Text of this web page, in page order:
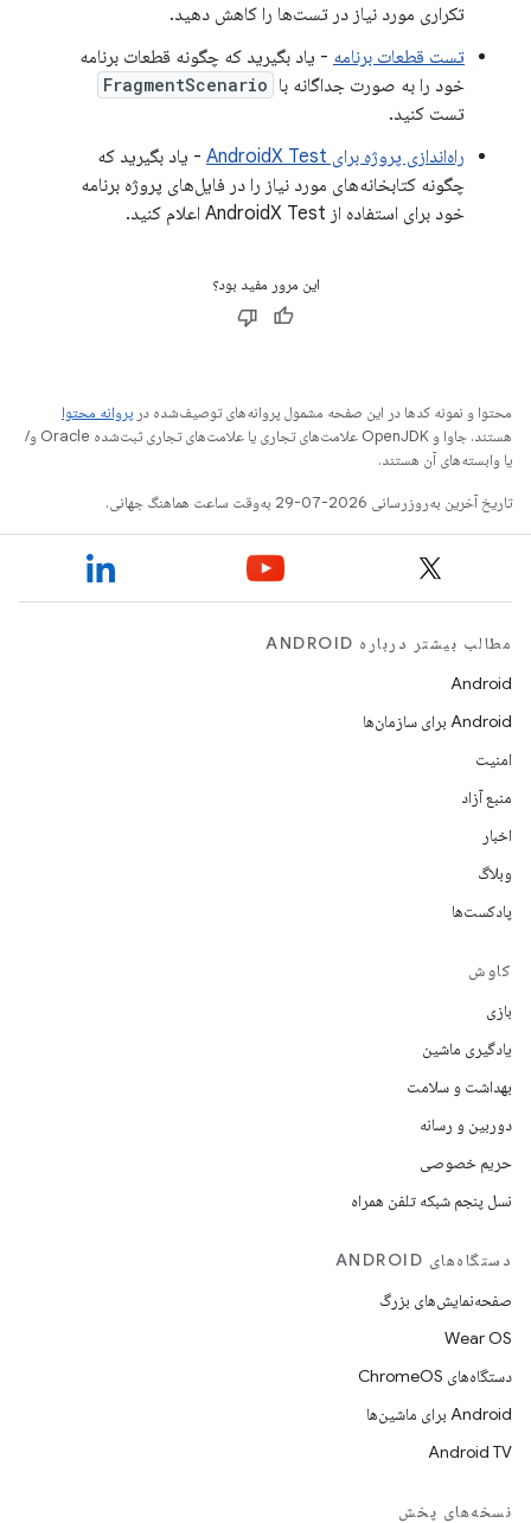
تکراری مورد نیاز در تست‌ها را کاهش دهید.
تست قطعات برنامه - یاد بگیرید که چگونه قطعات برنامه
خود را به صورت جداگانه با FragmentScenario
تست کنید.
راه‌اندازی پروژه برای AndroidX Test
- یاد بگیرید که
چگونه کتابخانه‌های مورد نیاز را در فایل‌های پروژه برنامه
خود برای استفاده از AndroidX Test اعلام کنید.
این مرور مفید بود؟
محتوا و نمونه کدها در این صفحه مشمول پروانه‌های توصیف‌شده در پروانه محتوا
هستند. جاوا و OpenJDK علامت‌های تجاری یا علامت‌های تجاری ثبت‌شده Oracle و/
یا وابسته‌های آن هستند.
تاریخ آخرین به‌روزرسانی 2026-07-29 به‌وقت ساعت هماهنگ جهانی.
مطالب بیشتر درباره ANDROID
Android
Android برای سازمان‌ها
امنیت
منبع آزاد
اخبار
وبلاگ
پادکست‌ها
کاوش
بازی
یادگیری ماشین
بهداشت و سلامت
دوربین و رسانه
حریم خصوصی
نسل پنجم شبکه تلفن همراه
دستگاه‌های ANDROID
صفحه‌نمایش‌های بزرگ
Wear OS
دستگاه‌های ChromeOS
Android برای ماشین‌ها
Android TV
نسخه‌های پخش